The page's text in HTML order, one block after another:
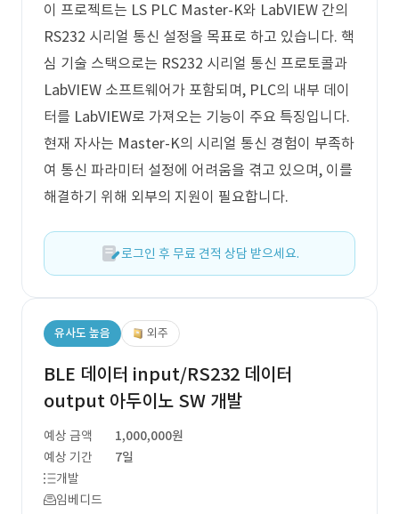
이 프로젝트는 LS PLC Master-K와 LabVIEW 간의
RS232 시리얼 통신 설정을 목표로 하고 있습니다. 핵
심 기술 스택으로는 RS232 시리얼 통신 프로토콜과
LabVIEW 소프트웨어가 포함되며, PLC의 내부 데이
터를 LabVIEW로 가져오는 기능이 주요 특징입니다.
현재 자사는 Master-K의 시리얼 통신 경험이 부족하
여 통신 파라미터 설정에 어려움을 겪고 있으며, 이를
해결하기 위해 외부의 지원이 필요합니다.
로그인 후 무료 견적 상담 받으세요.
유사도 높음 외주
BLE 데이터 input/RS232 데이터
output 아두이노 SW 개발
예상 금액
1,000,000원
예상 기간
7일
개발
임베디드